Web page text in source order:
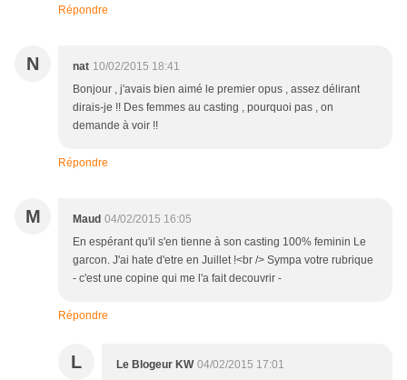
Répondre
N nat 10/02/2015 18:41
Bonjour , j'avais bien aimé le premier opus , assez délirant
dirais-je !! Des femmes au casting , pourquoi pas , on
demande à voir !!
Répondre
M Maud 04/02/2015 16:05
En espérant qu'il s'en tienne à son casting 100% feminin Le
garcon. J'ai hate d'etre en Juillet !<br /> Sympa votre rubrique
- c'est une copine qui me l'a fait decouvrir -
Répondre
L Le Blogeur KW 04/02/2015 17:01